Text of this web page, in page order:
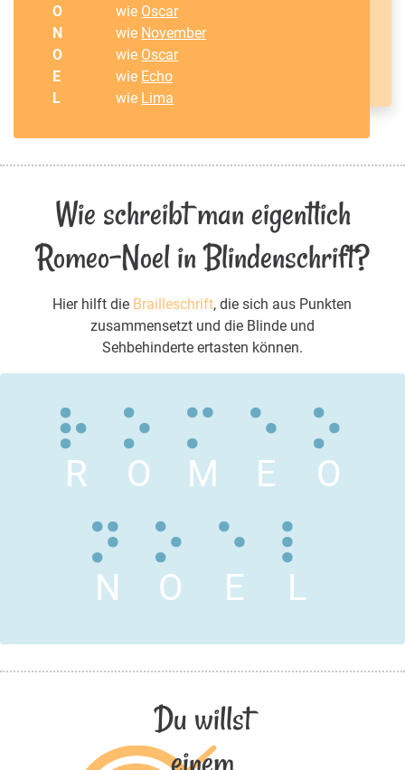
O
wie Oscar
N
wie November
O
wie Oscar
E
wie Echo
L
wie Lima
Wie schreibt man eigentlich
Romeo-Noel in Blindenschrift?
Hier hilft die Brailleschrift, die sich aus Punkten
zusammensetzt und die Blinde und
Sehbehinderte ertasten können.
R O M E O
N O E L
Du willst